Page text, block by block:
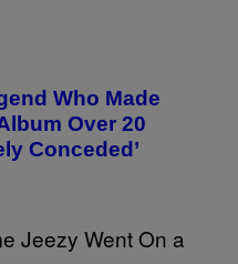
Who Made
Over 20
Conceded’